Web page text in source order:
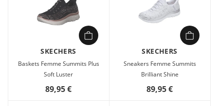
SKECHERS
Baskets Femme Summits Plus
Soft Luster
89,95 €
SKECHERS
Sneakers Femme Summits
Brilliant Shine
89,95 €